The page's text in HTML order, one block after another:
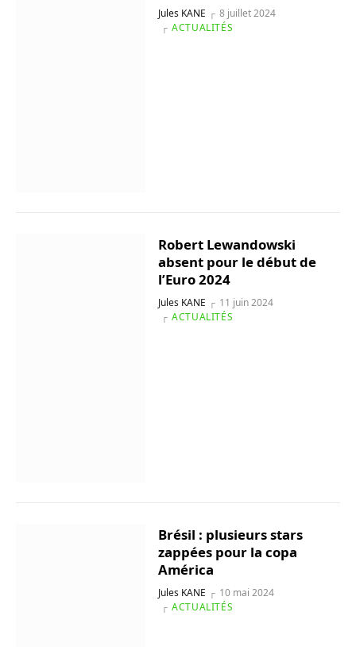
Jules KANE
8 juillet 2024
ACTUALITÉS
Robert Lewandowski
absent pour le début de
l’Euro 2024
Jules KANE
11 juin 2024
ACTUALITÉS
Brésil : plusieurs stars
zappées pour la copa
América
Jules KANE
10 mai 2024
ACTUALITÉS